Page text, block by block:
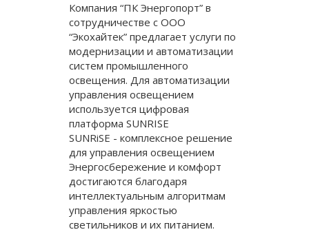
Компания “ПК Энергопорт” в
сотрудничестве с ООО
“Экохайтек” предлагает услуги по
модернизации и автоматизации
систем промышленного
освещения. Для автоматизации
управления освещением
используется цифровая
платформа SUNRISE
SUNRiSE - комплексное решение
для управления освещением
Энергосбережение и комфорт
достигаются благодаря
интеллектуальным алгоритмам
управления яркостью
светильников и их питанием.